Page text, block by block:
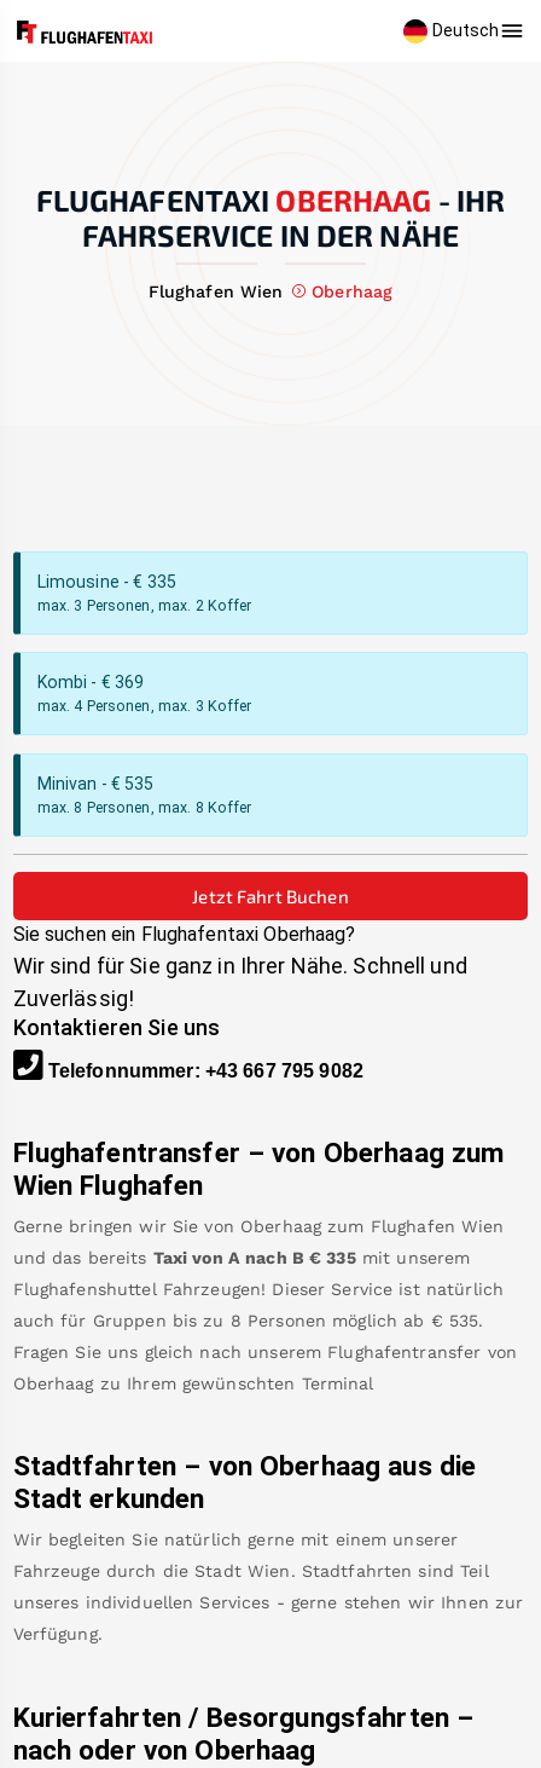
Deutsch
FLUGHAFENTAXI OBERHAAG - IHR
FAHRSERVICE IN DER NÄHE
Flughafen Wien Oberhaag
Limousine - € 335
max. 3 Personen, max. 2 Koffer
Kombi - € 369
max. 4 Personen, max. 3 Koffer
Minivan - € 535
max. 8 Personen, max. 8 Koffer
Jetzt Fahrt Buchen
Sie suchen ein Flughafentaxi Oberhaag?
Wir sind für Sie ganz in Ihrer Nähe. Schnell und
Zuverlässig!
Kontaktieren Sie uns
Telefonnummer: +43 667 795 9082
Flughafentransfer – von Oberhaag zum
Wien Flughafen
Gerne bringen wir Sie von Oberhaag zum Flughafen Wien
und das bereits Taxi von A nach B €335 mit unserem
Flughafenshuttel Fahrzeugen! Dieser Service ist natürlich
auch für Gruppen bis zu 8 Personen möglich ab € 535.
Fragen Sie uns gleich nach unserem Flughafentransfer von
Oberhaag zu Ihrem gewünschten Terminal
Stadtfahrten – von Oberhaag aus die
Stadt erkunden
Wir begleiten Sie natürlich gerne mit einem unserer
Fahrzeuge durch die Stadt Wien. Stadtfahrten sind Teil
unseres individuellen Services - gerne stehen wir Ihnen zur
Verfügung.
Kurierfahrten / Besorgungsfahrten –
nach oder von Oberhaag